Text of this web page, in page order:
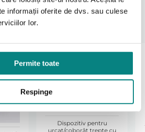
informații oferite de dvs. sau culese
lor.
Permite toate
Respinge
trebuie utilizată exclusiv
producătorului, cu centura de
într-un spațiu interior, bine ventilat.
de utilizare și siguranță sunt
livrat împreună cu produsul.
transport în siguranță.
este comunicat la plasarea
Dispozitiv pentru
urcat/coborât trepte cu